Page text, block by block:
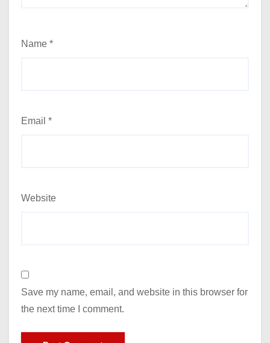
Name *
Email *
Website
Save my name, email, and website in this browser for
the next time I comment.